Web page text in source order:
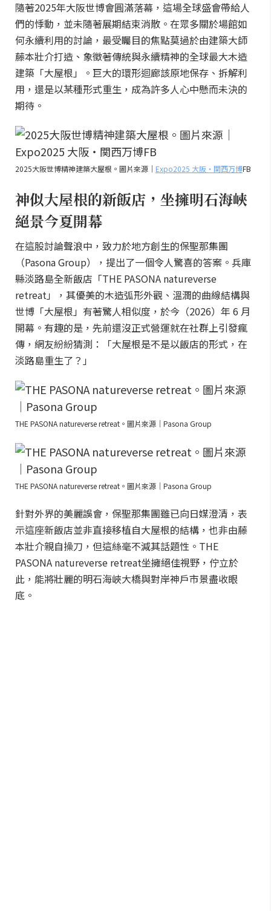
隨著2025年大阪世博會圓滿落幕，這場全球盛會帶給人
們的悸動，並未隨著展期結束消散。在眾多關於場館如
何永續利用的討論，最受矚目的焦點莫過於由建築大師
藤本壯介打造、象徵著傳統與永續精神的全球最大木造
建築「大屋根」。巨大的環形迴廊該原地保存、拆解利
用，還是以某種形式重生，成為許多人心中懸而未決的
期待。
2025大阪世博精神建築大屋根。圖片來源｜ Expo2025 大阪・関西万博FB
神似大屋根的新飯店，坐擁明石海峽
絕景今夏開幕
在這股討論聲浪中，致力於地方創生的保聖那集團
（Pasona Group），提出了一個令人驚喜的答案。兵庫
縣淡路島全新飯店「THE PASONA natureverse
retreat」，其優美的木造弧形外觀、溫潤的曲線結構與
世博「大屋根」有著驚人相似度，於今（2026）年 6 月
開幕。有趣的是，先前還沒正式營運就在社群上引發瘋
傳，網友紛紛猜測：「大屋根是不是以飯店的形式，在
淡路島重生了？」
THE PASONA natureverse retreat。圖片來源｜Pasona Group
THE PASONA natureverse retreat。圖片來源｜Pasona Group
針對外界的美麗誤會，保聖那集團雖已向日媒澄清，表
示這座新飯店並非直接移植自大屋根的結構，也非由藤
本壯介親自操刀，但這絲毫不減其話題性。THE
PASONA natureverse retreat坐擁絕佳視野，佇立於
此，能將壯麗的明石海峽大橋與對岸神戶市景盡收眼
底。